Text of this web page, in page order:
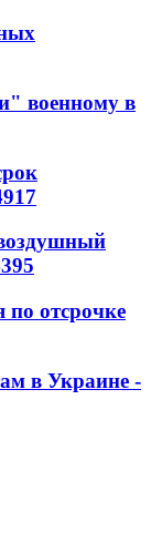
военному в
по отсрочке
в Украине -